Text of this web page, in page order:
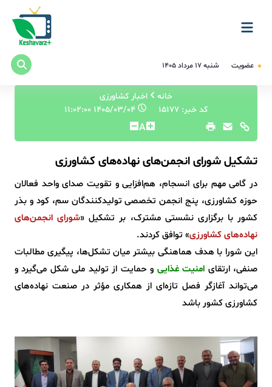
عضویت شنبه ۱۷ مرداد ۱۴۰۵
خانه
اخبار کشاورزی
کد خبر: 15177
۱۴۰۵/۰۳/۰۴ ۱۱:۰۲:۰۰
A
️تشکیل شورای انجمن‌های نهاده‌های کشاورزی
در گامی مهم برای انسجام، هم‌افزایی و تقویت صدای واحد فعالان
حوزه کشاورزی، پنج انجمن تخصصی تولیدکنندگان سم، کود و بذر
کشور با برگزاری نشستی مشترک، بر تشکیل «شورای انجمن‌های
نهاده‌های کشاورزی» توافق کردند.
این شورا با هدف هماهنگی بیشتر میان تشکل‌ها، پیگیری مطالبات
صنفی، ارتقای امنیت غذایی و حمایت از تولید ملی شکل می‌گیرد و
می‌تواند آغازگر فصل تازه‌ای از همکاری مؤثر در صنعت نهاده‌های
کشاورزی کشور باشد